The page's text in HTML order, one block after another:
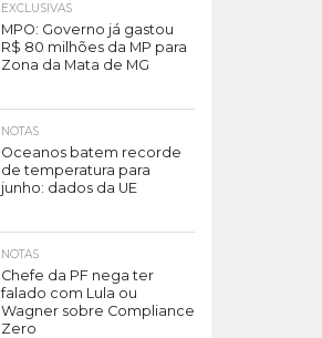
EXCLUSIVAS
MPO: Governo já gastou
R$ 80 milhões da MP para
Zona da Mata de MG
NOTAS
Oceanos batem recorde
de temperatura para
junho: dados da UE
NOTAS
Chefe da PF nega ter
falado com Lula ou
Wagner sobre Compliance
Zero